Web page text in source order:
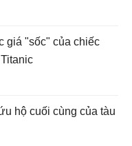
giá "sốc" của chiếc
hộ cuối cùng của tàu